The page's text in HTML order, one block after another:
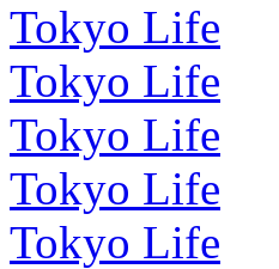
Tokyo Life
Tokyo Life
Tokyo Life
Tokyo Life
Tokyo Life